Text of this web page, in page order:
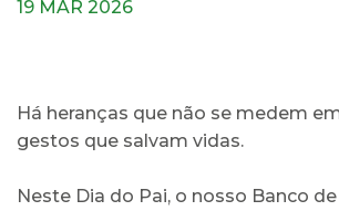
19 MAR 2026
Há heranças que não se medem
gestos que salvam vidas.
Neste Dia do Pai, o nosso Banco